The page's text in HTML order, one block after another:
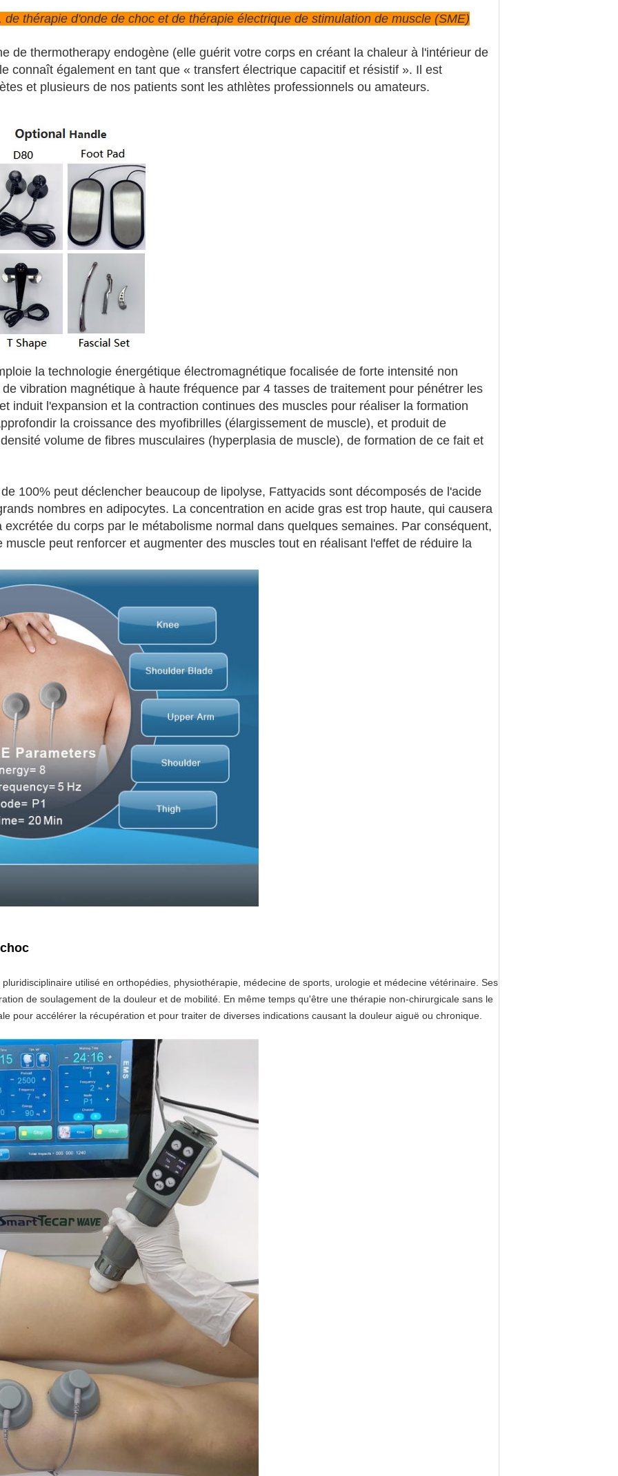
thérapie d'onde de choc et de thérapie électrique de stimulation de muscle (SME)
de thermotherapy endogène (elle guérit votre corps en créant la chaleur à l'intérieur de
connaît également en tant que « transfert électrique capacitif et résistif ». Il est
et plusieurs de nos patients sont les athlètes professionnels ou amateurs.
la technologie énergétique électromagnétique focalisée de forte intensité non
vibration magnétique à haute fréquence par 4 tasses de traitement pour pénétrer les
induit l'expansion et la contraction continues des muscles pour réaliser la formation
la croissance des myofibrilles (élargissement de muscle), et produit de
volume de fibres musculaires (hyperplasia de muscle), de formation de ce fait et
100% peut déclencher beaucoup de lipolyse, Fattyacids sont décomposés de l'acide
nombres en adipocytes. La concentration en acide gras est trop haute, qui causera
du corps par le métabolisme normal dans quelques semaines. Par conséquent,
peut renforcer et augmenter des muscles tout en réalisant l'effet de réduire la
utilisé en orthopédies, physiothérapie, médecine de sports, urologie et médecine vétérinaire. Ses
de soulagement de la douleur et de mobilité. En même temps qu'être une thérapie non-chirurgicale sans le
pour accélérer la récupération et pour traiter de diverses indications causant la douleur aiguë ou chronique.